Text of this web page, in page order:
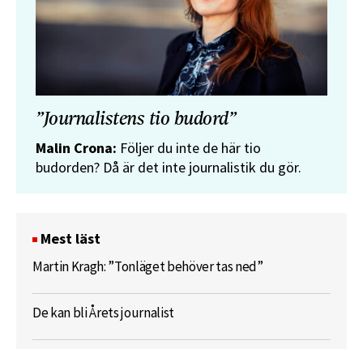
”Journalistens tio budord”
Malin Crona: Följer du inte de här tio
budorden? Då är det inte journalistik du gör.
Mest läst
Martin Kragh: ”Tonläget behöver tas ned”
De kan bli Årets journalist